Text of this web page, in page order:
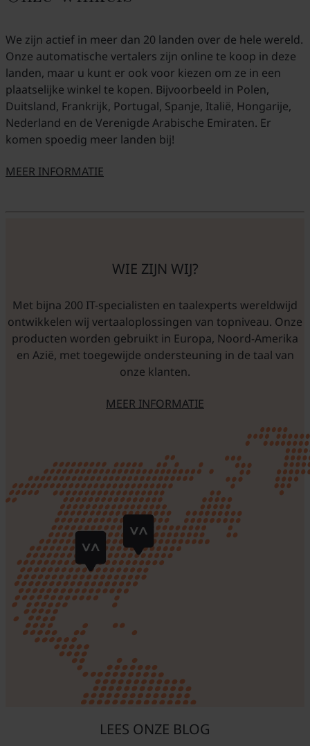
We zijn actief in meer dan 20 landen over de hele wereld.
Onze automatische vertalers zijn online te koop in deze
landen, maar u kunt er ook voor kiezen om ze in een
plaatselijke winkel te kopen. Bijvoorbeeld in Polen,
Duitsland, Frankrijk, Portugal, Spanje, Italië, Hongarije,
Nederland en de Verenigde Arabische Emiraten. Er
komen spoedig meer landen bij!
MEER INFORMATIEO NASZYCH SKLEPACH
WIE ZIJN WIJ?
Met bijna 200 IT-specialisten en taalexperts wereldwijd
ontwikkelen wij vertaaloplossingen van topniveau. Onze
producten worden gebruikt in Europa, Noord-Amerika
en Azië, met toegewijde ondersteuning in de taal van
onze klanten.
MEER INFORMATIE
O NAS
LEES ONZE BLOG